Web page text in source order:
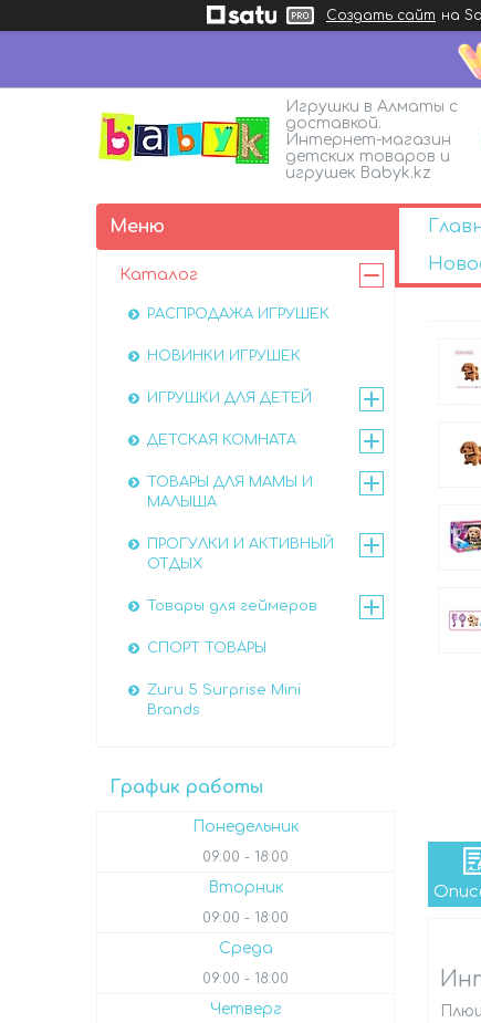
Создать сайт на
Игрушки в Алматы с
доставкой.
Интернет-магазин
детских товаров и
игрушек Babyk.kz
Каталог
РАСПРОДАЖА ИГРУШЕК
НОВИНКИ ИГРУШЕК
ИГРУШКИ ДЛЯ ДЕТЕЙ
ДЕТСКАЯ КОМНАТА
ТОВАРЫ ДЛЯ МАМЫ И
МАЛЫША
ПРОГУЛКИ И АКТИВНЫЙ
ОТДЫХ
Товары для геймеров
СПОРТ ТОВАРЫ
Zuru 5 Surprise Mini
Brands
График работы
Понедельник
09:00 18:00
Вторник
09:00 18:00
Среда
09:00 18:00
Четверг